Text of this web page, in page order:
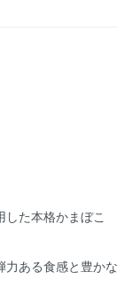
た本格かまぼこ
力ある食感と豊か